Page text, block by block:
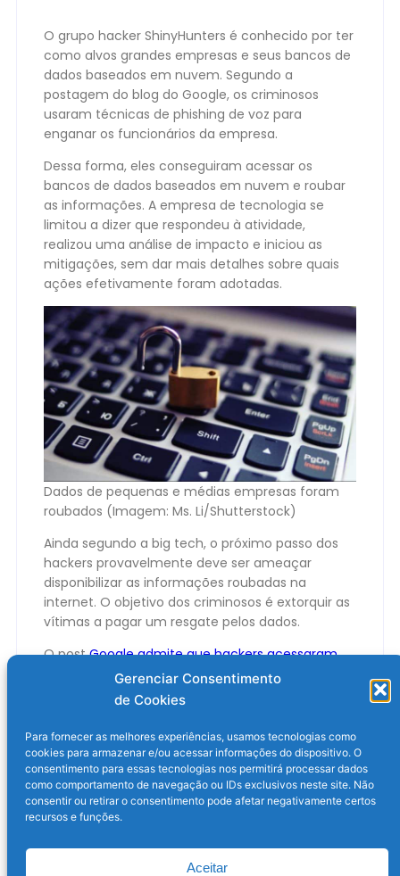
Gerenciar Consentimento
de Cookies
Para fornecer as melhores experiências, usamos tecnologias como
cookies para armazenar e/ou acessar informações do dispositivo. O
consentimento para essas tecnologias nos permitirá processar dados
como comportamento de navegação ou IDs exclusivos neste site. Não
consentir ou retirar o consentimento pode afetar negativamente certos
recursos e funções.
Aceitar
O grupo hacker ShinyHunters é conhecido por ter
como alvos grandes empresas e seus bancos de
dados baseados em nuvem. Segundo a
postagem do blog do Google, os criminosos
usaram técnicas de phishing de voz para
enganar os funcionários da empresa.
Dessa forma, eles conseguiram acessar os
bancos de dados baseados em nuvem e roubar
as informações. A empresa de tecnologia se
limitou a dizer que respondeu à atividade,
realizou uma análise de impacto e iniciou as
mitigações, sem dar mais detalhes sobre quais
ações efetivamente foram adotadas.
Dados de pequenas e médias empresas foram
roubados (Imagem: Ms. Li/Shutterstock)
Ainda segundo a big tech, o próximo passo dos
hackers provavelmente deve ser ameaçar
disponibilizar as informações roubadas na
internet. O objetivo dos criminosos é extorquir as
vítimas a pagar um resgate pelos dados.
O postGoogle admite que hackers acessaram
um de seus bancos de dadosapareceu primeiro
Olhar Digital.